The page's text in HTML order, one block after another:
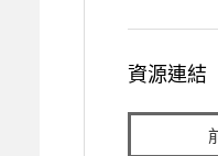
資源連結